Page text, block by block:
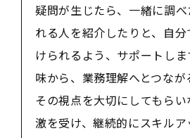
疑問が生じたら、一緒に調
れる人を紹介したりと、自
けられるよう、サポートし
味から、業務理解へとつなが
その視点を大切にしてもら
激を受け、継続的にスキル